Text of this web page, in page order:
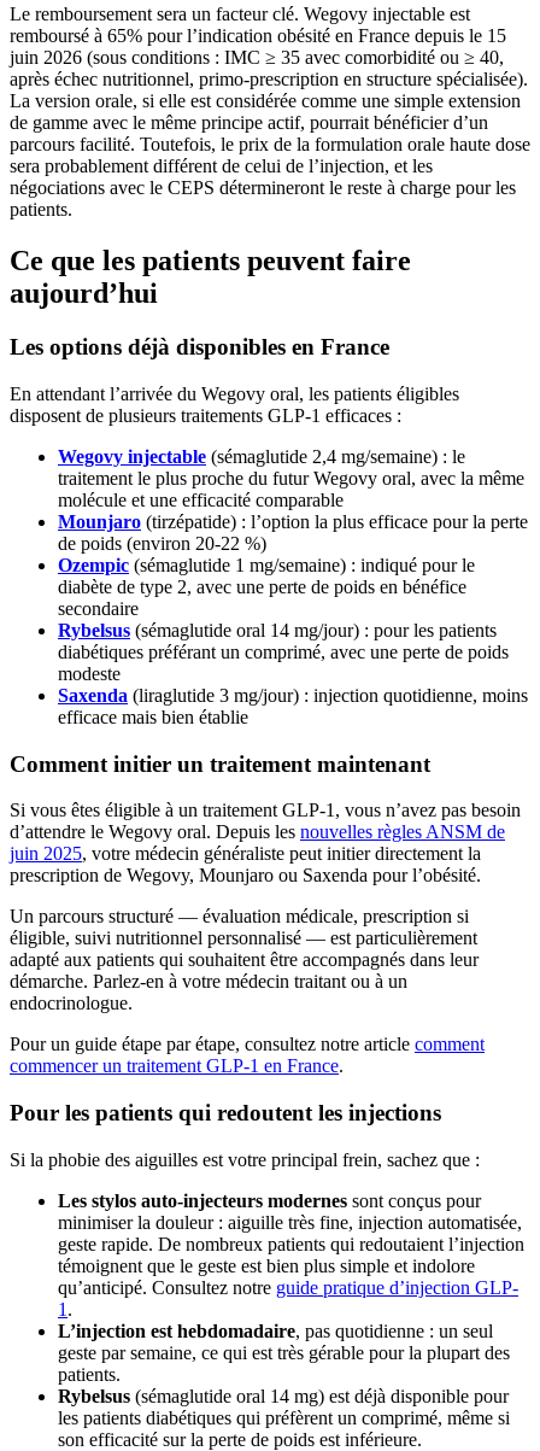
Le remboursement sera un facteur clé. Wegovy injectable est
remboursé à 65% pour l’indication obésité en France depuis le 15
juin 2026 (sous conditions : IMC ≥ 35 avec comorbidité ou ≥ 40,
après échec nutritionnel, primo-prescription en structure spécialisée).
La version orale, si elle est considérée comme une simple extension
de gamme avec le même principe actif, pourrait bénéficier d’un
parcours facilité. Toutefois, le prix de la formulation orale haute dose
sera probablement différent de celui de l’injection, et les
négociations avec le CEPS détermineront le reste à charge pour les
patients.
Ce que les patients peuvent faire
aujourd’hui
Les options déjà disponibles en France
En attendant l’arrivée du Wegovy oral, les patients éligibles
disposent de plusieurs traitements GLP-1 efficaces :
Wegovy injectable (sémaglutide 2,4 mg/semaine) : le
traitement le plus proche du futur Wegovy oral, avec la même
molécule et une efficacité comparable
Mounjaro (tirzépatide) : l’option la plus efficace pour la perte
de poids (environ 20-22 %)
Ozempic (sémaglutide 1 mg/semaine) : indiqué pour le
diabète de type 2, avec une perte de poids en bénéfice
secondaire
Rybelsus (sémaglutide oral 14 mg/jour) : pour les patients
diabétiques préférant un comprimé, avec une perte de poids
modeste
Saxenda (liraglutide 3 mg/jour) : injection quotidienne, moins
efficace mais bien établie
Comment initier un traitement maintenant
Si vous êtes éligible à un traitement GLP-1, vous n’avez pas besoin
d’attendre le Wegovy oral. Depuis les nouvelles règles ANSM de
juin 2025, votre médecin généraliste peut initier directement la
prescription de Wegovy, Mounjaro ou Saxenda pour l’obésité.
Un parcours structuré — évaluation médicale, prescription si
éligible, suivi nutritionnel personnalisé — est particulièrement
adapté aux patients qui souhaitent être accompagnés dans leur
démarche. Parlez-en à votre médecin traitant ou à un
endocrinologue.
Pour un guide étape par étape, consultez notre article comment
commencer un traitement GLP-1 en France.
Pour les patients qui redoutent les injections
Si la phobie des aiguilles est votre principal frein, sachez que :
Les stylos auto-injecteurs modernes sont conçus pour
minimiser la douleur : aiguille très fine, injection automatisée,
geste rapide. De nombreux patients qui redoutaient l’injection
témoignent que le geste est bien plus simple et indolore
qu’anticipé. Consultez notre guide pratique d’injection GLP-
1 .
L’injection est hebdomadaire, pas quotidienne : un seul
geste par semaine, ce qui est très gérable pour la plupart des
patients.
Rybelsus (sémaglutide oral 14 mg) est déjà disponible pour
les patients diabétiques qui préfèrent un comprimé, même si
son efficacité sur la perte de poids est inférieure.